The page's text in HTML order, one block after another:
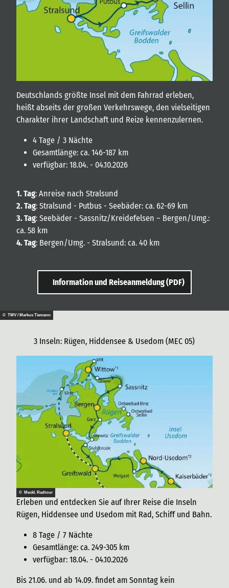
Deutschlands größte Insel mit dem Fahrrad erleben,
heißt abseits der großen Verkehrswege, den vielseitigen
Charakter ihrer Landschaft und Reize kennenzulernen.
4 Tage / 3 Nächte
Gesamtlänge: ca. 146-187 km
verfügbar: 18.04. - 04.10.2026
1. Tag: Anreise nach Stralsund
2. Tag: Stralsund - Putbus - Seebäder: ca. 62-69 km
3. Tag: Seebäder - Sassnitz/Kreidefelsen – Bergen/Umg.:
ca. 58 km
4. Tag: Bergen/Umg. - Stralsund: ca. 40 km
Information und Reiseanmeldung (PDF)
© TMV / Markus Tiemann
3 Inseln: Rügen, Hiddensee & Usedom (MEC 05)
© Meckl. Radtour
Erleben und entdecken Sie auf Ihrer Reise die Inseln
Rügen, Hiddensee und Usedom mit Rad, Schiff und Bahn.
8 Tage / 7 Nächte
Gesamtlänge: ca. 249-305 km
verfügbar: 18.04. - 04.10.2026
Bis 21.06. und ab 14.09. findet am Sonntag kein